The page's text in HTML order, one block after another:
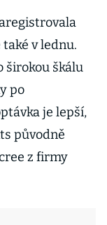
v lednu.
širokou škálu
po
je lepší,
původně
z firmy